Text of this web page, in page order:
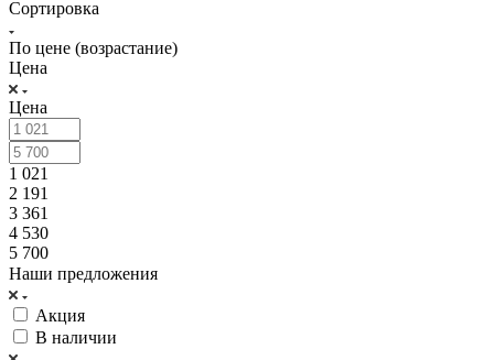
Сортировка
По цене (возрастание)
Цена
Цена
1 021
2 191
3 361
4 530
5 700
Наши предложения
Акция
В наличии